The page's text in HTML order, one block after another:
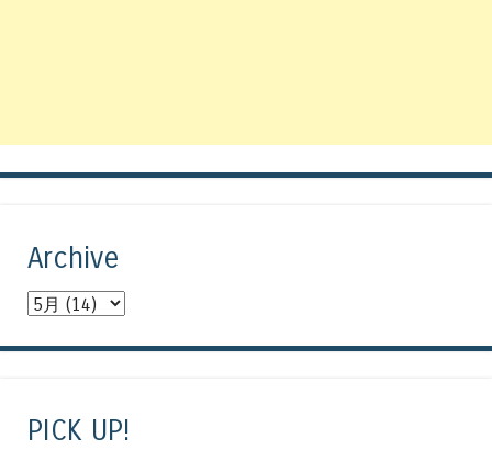
Archive
PICK UP!